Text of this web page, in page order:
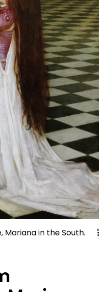
in the South.